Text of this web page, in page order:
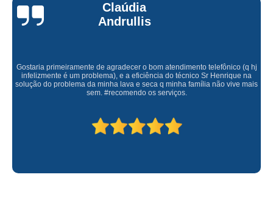
Claúdia
Andrullis
Gostaria primeiramente de agradecer o bom atendimento telefônico (q hj
infelizmente é um problema), e a eficiência do técnico Sr Henrique na
solução do problema da minha lava e seca q minha família não vive mais
sem. #recomendo os serviços.